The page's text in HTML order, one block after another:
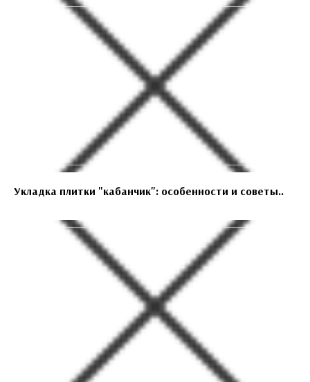
Укладка плитки "кабанчик": особенности и советы..